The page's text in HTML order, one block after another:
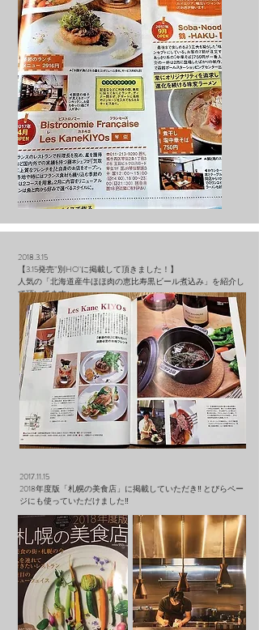
2018.3.15
【3.15発売”別HO"に掲載して頂きました！】
人気の「北海道産牛ほほ肉の恵比寿黒ビール煮込み」を紹介し
て頂いてます♪
2017.11.15
2018年度版「札幌の美食店」に掲載していただき‼︎ とびらペー
ジにも使っていただけました‼︎